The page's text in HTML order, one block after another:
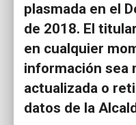
plasmada en el
de 2018. El
en cualquier
información sea
actualizada o
datos de la